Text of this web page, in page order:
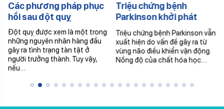
Các phương pháp phục
hồi sau đột quỵ
Đột quỵ được xem là một trong
những nguyên nhân hàng đầu
gây ra tình trạng tàn tật ở
người trưởng thành. Tuy vậy,
nếu…
Triệu chứng bệnh
Parkinson khởi phát
sớm
Triệu chứng bệnh Parkinson vẫn
xuất hiện do vấn đề gây ra từ
vùng não điều khiển vận động.
Nồng độ của chất hóa học…